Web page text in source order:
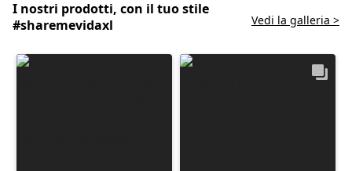
I nostri prodotti, con il tuo stile
#sharemevidaxl
Vedi la galleria >